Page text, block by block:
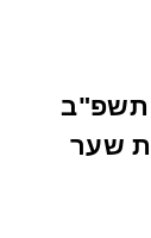
2022 ג באדר ב תשפ"ב
פ"ת שער